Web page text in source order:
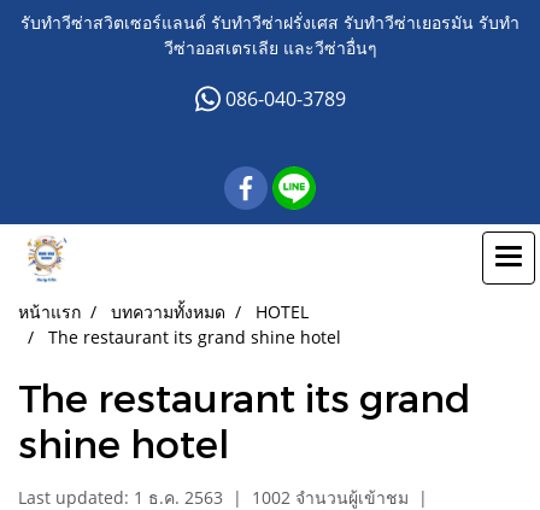
รับทำวีซ่าสวิตเซอร์แลนด์ รับทำวีซ่าฝรั่งเศส รับทำวีซ่าเยอรมัน รับทำ
วีซ่าออสเตรเลีย และวีซ่าอื่นๆ
086-040-3789
หน้าแรก บทความทั้งหมด
HOTEL
The restaurant its grand shine hotel
The restaurant its grand
shine hotel
Last updated: 1 ธ.ค. 2563 | 1002 จำนวนผู้เข้าชม |